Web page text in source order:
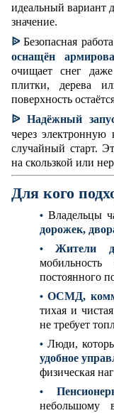
идеальный вариант
значение.
ᐉБезопасная
оснащён
очищает снег
плитки, дерева
поверхность
ᐉ Надёжный
через электронную
случайный старт.
на скользкой или
Для кого
•Владельцы
дорожек,
•Жители
постоянного
•ОСМД,
тихая и
не требует
• Люди,
удобное
физическая
•
небольшому